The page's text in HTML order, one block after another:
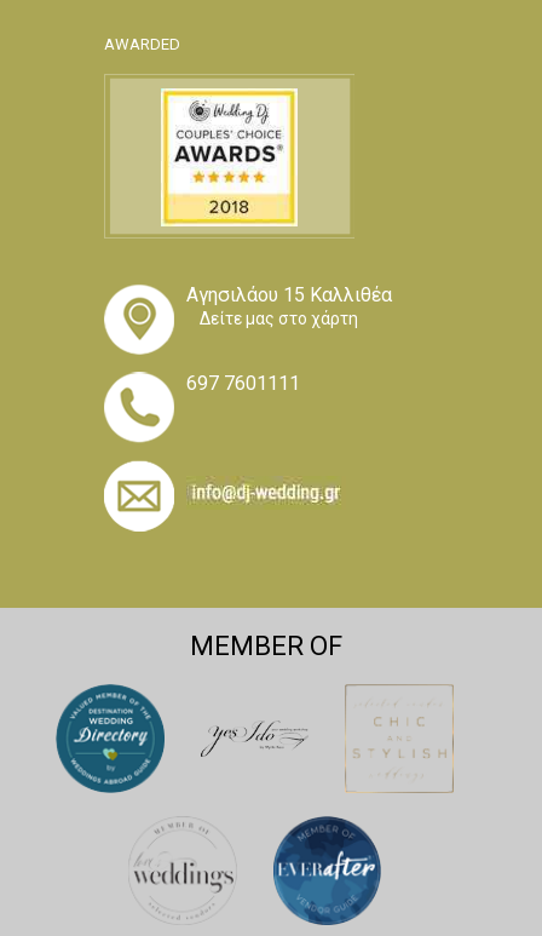
AWARDED
Αγησιλάου 15 Καλλιθέα
Δείτε μας στο χάρτη
697 7601111
MEMBER OF